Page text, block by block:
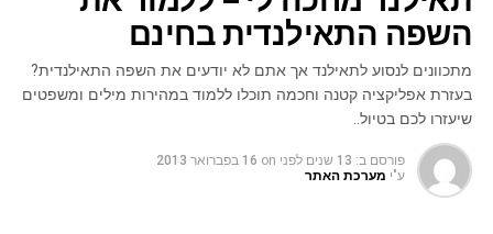
השפה התאילנדית בחינם
מתכוונים לנסוע לתאילנד אך אתם לא יודעים את השפה התאילנדית?
בעזרת אפליקציה קטנה וחכמה תוכלו ללמוד במהירות מילים ומשפטים
שיעזרו לכם בטיול..
פורסם ב: 13 שנים לפני on 16 בפברואר 2013
ע"י מערכת האתר